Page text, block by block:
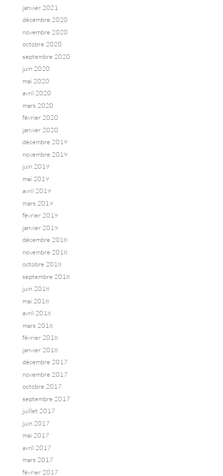
janvier 2021
décembre 2020
novembre 2020
octobre 2020
septembre 2020
juin 2020
mai 2020
avril 2020
mars 2020
février 2020
janvier 2020
décembre 2019
novembre 2019
juin 2019
mai 2019
avril 2019
mars 2019
février 2019
janvier 2019
décembre 2018
novembre 2018
octobre 2018
septembre 2018
juin 2018
mai 2018
avril 2018
mars 2018
février 2018
janvier 2018
décembre 2017
novembre 2017
octobre 2017
septembre 2017
juillet 2017
juin 2017
mai 2017
avril 2017
mars 2017
février 2017